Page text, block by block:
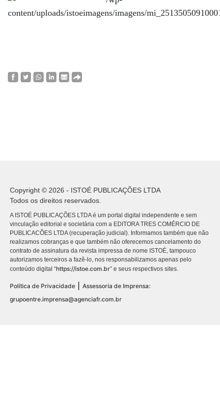
Copyright © 2026 - ISTOÉ PUBLICAÇÕES LTDA
Todos os direitos reservados.
A ISTOÉ PUBLICAÇÕES LTDA é um portal digital independente e sem
vinculação editorial e societária com a EDITORA TRES COMÉRCIO DE
PUBLICACÕES LTDA (recuperação judicial). Informamos também que não
realizamos cobranças e que também não oferecemos cancelamento do
contrato de assinatura da revista impressa de nome ISTOÉ, tampouco
autorizamos terceiros a fazê-lo, nos responsabilizamos apenas pelo
conteúdo digital “https://istoe.com.br” e seus respectivos sites.
Política de Privacidade
Assessoria de Imprensa:
grupoentre.imprensa@agenciafr.com.br